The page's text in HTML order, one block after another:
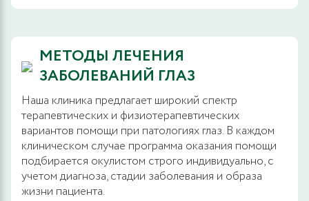
МЕТОДЫ ЛЕЧЕНИЯ
ЗАБОЛЕВАНИЙ ГЛАЗ
Наша клиника предлагает широкий спектр
терапевтических и физиотерапевтических
вариантов помощи при патологиях глаз. В каждом
клиническом случае программа оказания помощи
подбирается окулистом строго индивидуально, с
учетом диагноза, стадии заболевания и образа
жизни пациента.